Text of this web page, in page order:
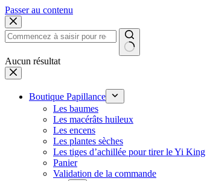
Passer au contenu
Aucun résultat
Boutique Papillance
Les baumes
Les macérâts huileux
Les encens
Les plantes sèches
Les tiges d’achillée pour tirer le Yi King
Panier
Validation de la commande